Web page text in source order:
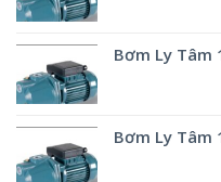
Bơm Ly Tâm
Bơm Ly Tâm